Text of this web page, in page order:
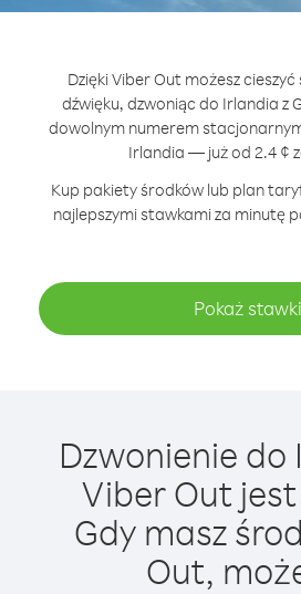
Dzięki Viber Out możesz
dźwięku, dzwoniąc do Irlandia z
dowolnym numerem
Irlandia — już od 2.4 ¢
Kup pakiety środków lub plan
najlepszymi stawkami za minutę
Pokaż stawki
Dzwonienie do
Viber Out
Gdy masz
Out,